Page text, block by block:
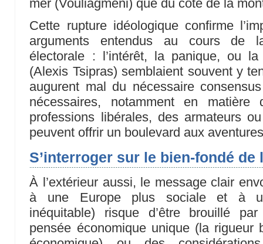
mer (Vouliagméni) que du côté de la
Cette rupture idéologique confirme
arguments entendus au cours de
électorale : l’intérêt, la panique, ou la
(Alexis Tsipras) semblaient souvent y
augurent mal du nécessaire
nécessaires, notamment en
professions libérales, des armateurs
peuvent offrir un boulevard aux
S’interroger sur le bien-fondé de
À l’extérieur aussi, le message clair
à une Europe plus sociale et à
inéquitable) risque d’être brouillé
pensée économique unique (la rigueur